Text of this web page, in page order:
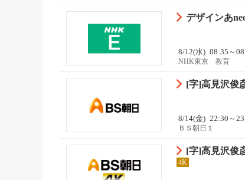
デザインあ
8/12(水) 08:35～
NHK東京 教育
[字]高見沢俊
8/14(金) 22:30～
ＢＳ朝日１
[字]高見沢俊
4K